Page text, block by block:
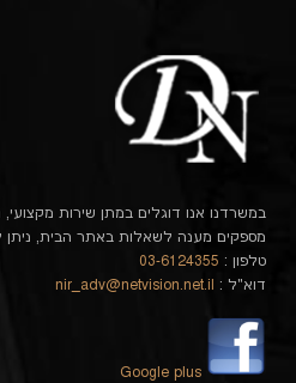
במשרדנו אנו דוגלים במתן שירות מקצועי,
מספקים מענה לשאלות באתר הבית, ניתן
טלפון : 03-6124355
דוא"ל : nir_adv@netvision.net.il
Google plus